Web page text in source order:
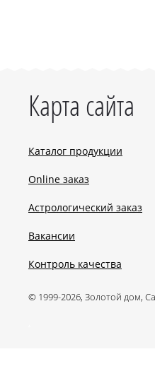
Карта сайта
Каталог продукции
Online заказ
Астрологический заказ
Вакансии
Контроль качества
© 1999-2026, Золотой дом,